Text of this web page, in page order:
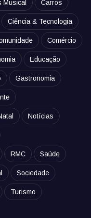
Musical Carros
Ciência & Tecnologia
Comércio
Educação
Gastronomia
Notícias
RMC Saúde
Sociedade
Turismo